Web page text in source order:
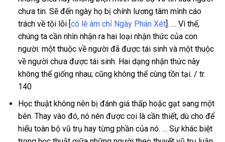
chưa tin. Sẽ đến ngày họ bị chính lương tâm mình cáo
trách về tội lỗi [có lẽ ám chỉ Ngày Phán Xét]. … Vì thế,
chúng ta cần nhìn nhận ra hai loại nhận thức của con
người: một thuộc về người đã được tái sinh và một thuộc
về người chưa được tái sinh. Hai dạng nhận thức này
không thể giống nhau; cũng không thể cùng tồn tại. / tr.
140
Học thuật không nên bị đánh giá thấp hoặc gạt sang một
bên. Thay vào đó, nó nên được coi là cần thiết, dù cho để
hiểu toàn bộ vũ trụ hay từng phần của nó. … Sự khác biệt